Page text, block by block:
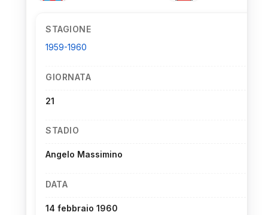
STAGIONE
1959-1960
GIORNATA
21
STADIO
Angelo Massimino
DATA
14 febbraio 1960